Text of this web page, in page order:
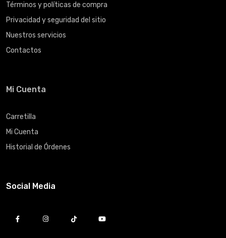
Términos y políticas de compra
Privacidad y seguridad del sitio
Nuestros servicios
Contactos
Mi Cuenta
Carretilla
Mi Cuenta
Historial de Órdenes
Social Media